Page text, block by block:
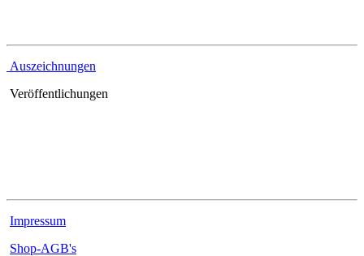
Auszeichnungen
Veröffentlichungen
Impressum
Shop-AGB's